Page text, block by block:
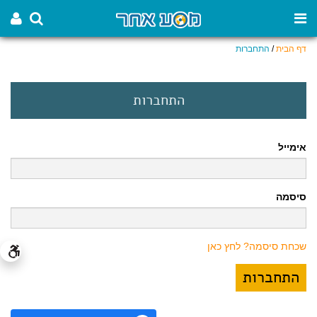
דף הבית/ התחברות
התחברות
אימייל
סיסמה
שכחת סיסמה? לחץ כאן